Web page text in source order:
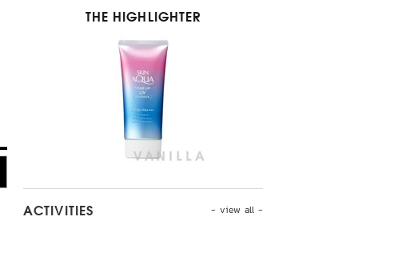
THE HIGHLIGHTER
- view all -
ACTIVITIES